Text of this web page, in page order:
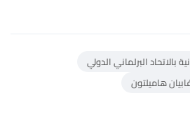
بالاتحاد البرلماني الدولي
هاميلتون